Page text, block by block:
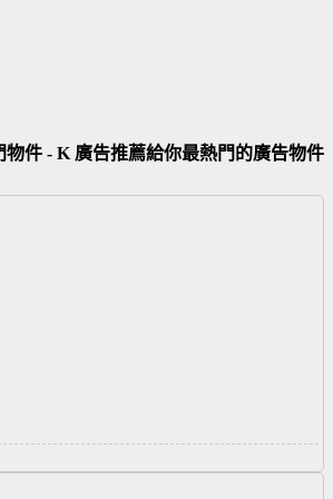
物件 - K 廣告推薦給你最熱門的廣告物件